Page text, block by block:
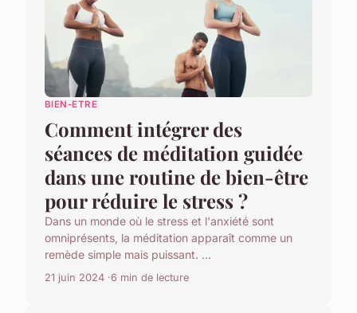
BIEN-ETRE
Comment intégrer des
séances de méditation guidée
dans une routine de bien-être
pour réduire le stress ?
Dans un monde où le stress et l'anxiété sont
omniprésents, la méditation apparaît comme un
remède simple mais puissant. ...
21 juin 2024 6 min de lecture